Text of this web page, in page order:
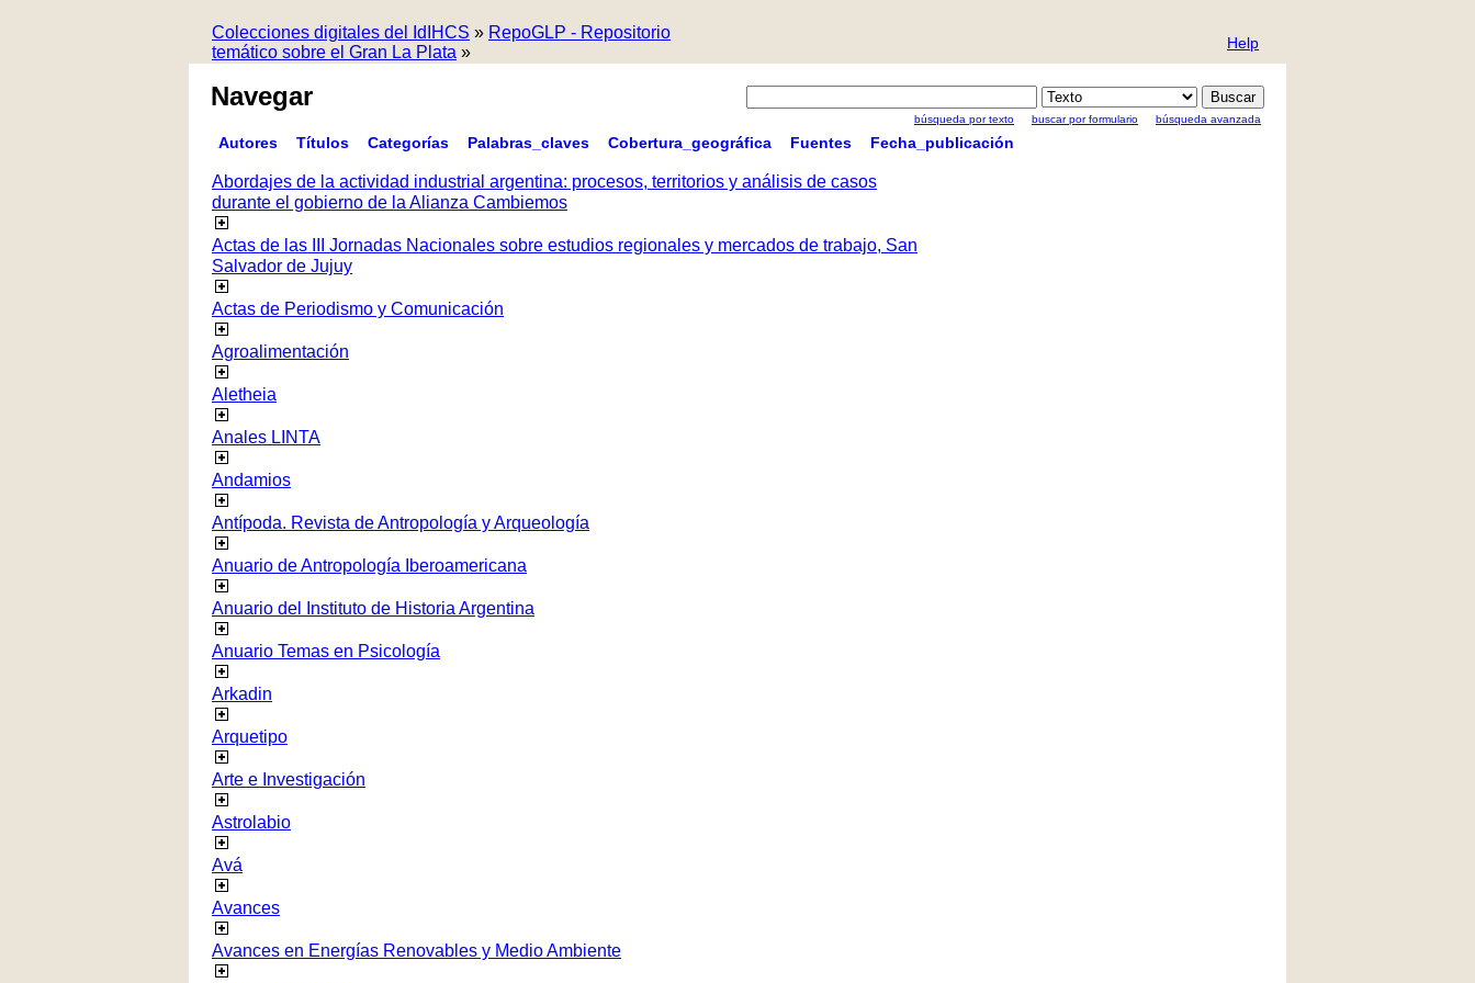
Colecciones digitales del IdIHCS » RepoGLP - Repositorio
temático sobre el Gran La Plata » Help
Navegar
búsqueda por texto buscar por formulario búsqueda avanzada
Autores Títulos Categorías Palabras_claves Cobertura_geográfica Fuentes Fecha_publicación
Abordajes de la actividad industrial argentina: procesos, territorios y análisis de casos
durante el gobierno de la Alianza Cambiemos
Actas de las III Jornadas Nacionales sobre estudios regionales y mercados de trabajo, San
Salvador de Jujuy
Actas de Periodismo y Comunicación
Agroalimentación
Aletheia
Anales LINTA
Andamios
Antípoda. Revista de Antropología y Arqueología
Anuario de Antropología Iberoamericana
Anuario del Instituto de Historia Argentina
Anuario Temas en Psicología
Arkadin
Arquetipo
Arte e Investigación
Astrolabio
Avá
Avances
Avances en Energías Renovables y Medio Ambiente